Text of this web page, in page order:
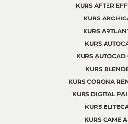
KURS AFTER
KURS
KURS
KURS
KURS AUTOCAD
KURS
KURS CORONA
KURS DIGITAL
KURS
KURS GAME